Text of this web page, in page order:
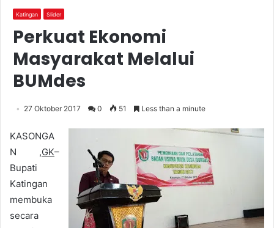
Katingan Slider
Perkuat Ekonomi
Masyarakat Melalui
BUMdes
27 Oktober 2017 0 51 Less than a minute
KASONGA
N ,GK–
Bupati
Katingan
membuka
secara